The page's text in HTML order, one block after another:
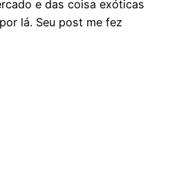
e das coisa exóticas
lá. Seu post me fez